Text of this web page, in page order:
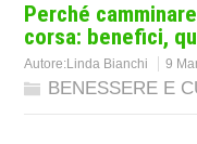
Perché
corsa: benefici,
Autore:Linda Bianchi 9
BENESSERE E